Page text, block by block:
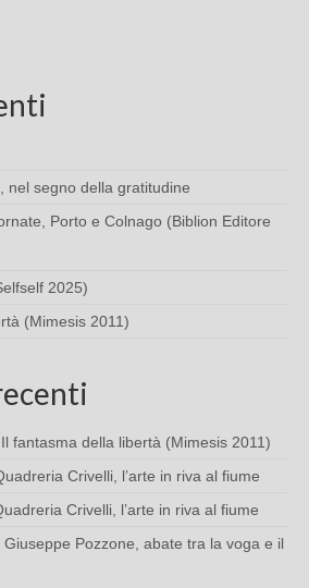
nel segno della gratitudine
Porto e Colnago (Biblion Editore
2025)
(Mimesis 2011)
Il fantasma della libertà (Mimesis 2011)
Crivelli, l’arte in riva al fiume
Crivelli, l’arte in riva al fiume
Giuseppe Pozzone, abate tra la voga e il